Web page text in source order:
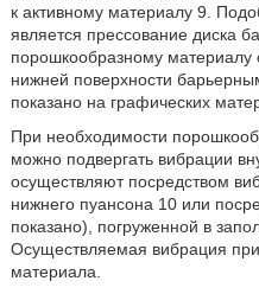
к активному материалу 9.
является прессование диска
порошкообразному материалу
нижней поверхности
показано на графических
При необходимости
можно подвергать вибрации
осуществляют посредством
нижнего пуансона 10 или
показано), погруженной в
Осуществляемая вибрация
материала.